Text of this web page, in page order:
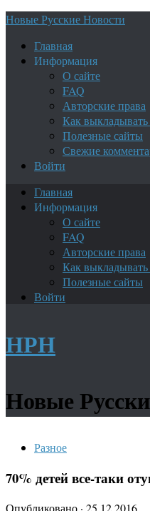
Новые Русские Новости
Главная
Информация
О сайте
FAQ
Авторские права
Как выкладывать
Полезные сайты
Свежие
Войти
Главная
Информация
О сайте
FAQ
Авторские права
Как выкладывать
Полезные сайты
Войти
НРН
Новые
Разное
70% детей все-таки